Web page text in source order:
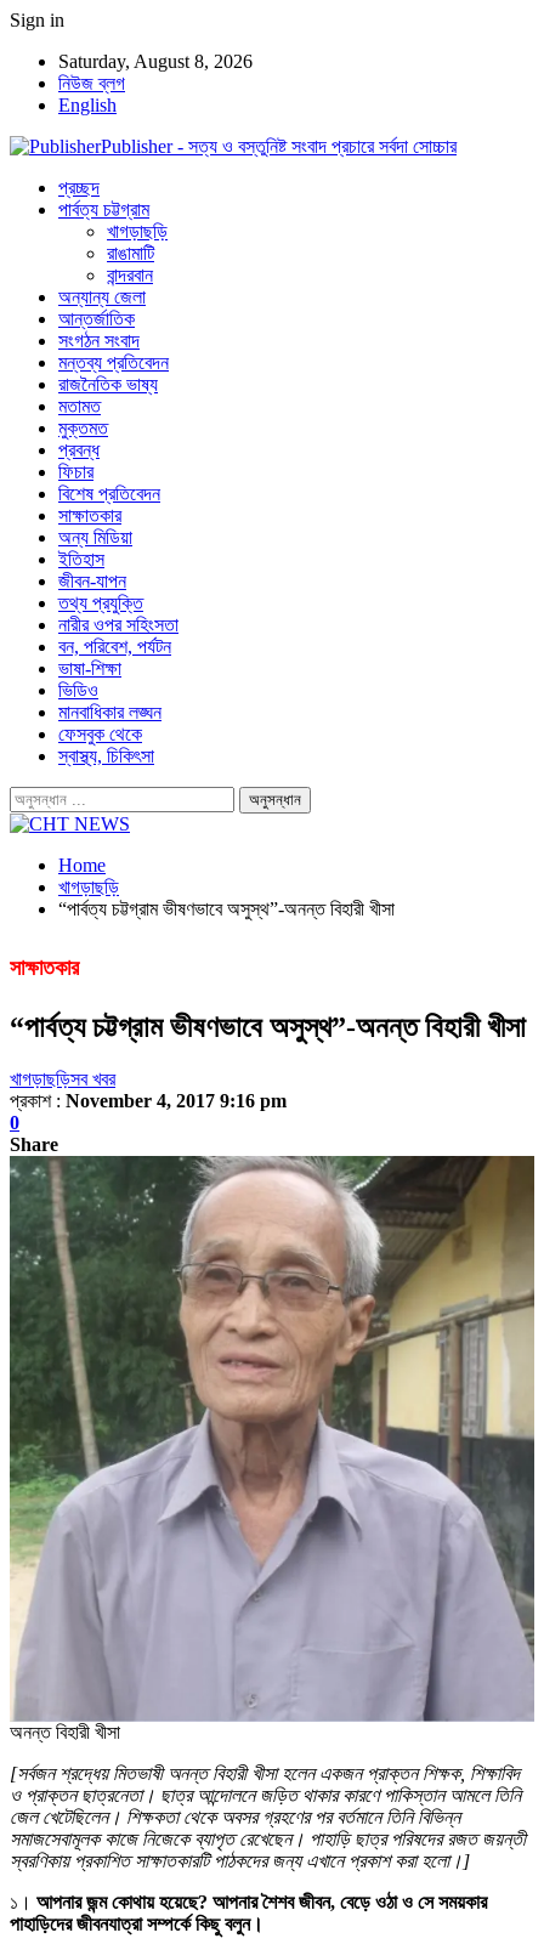
Sign in
Saturday, August 8, 2026
নিউজ ব্লগ
English
Publisher - সত্য ও বস্তুনিষ্ট সংবাদ প্রচারে সর্বদা সোচ্চার
প্রচ্ছদ
পার্বত্য চট্টগ্রাম
খাগড়াছড়ি
রাঙামাটি
বান্দরবান
অন্যান্য জেলা
আন্তর্জাতিক
সংগঠন সংবাদ
মন্তব্য প্রতিবেদন
রাজনৈতিক ভাষ্য
মতামত
মুক্তমত
প্রবন্ধ
ফিচার
বিশেষ প্রতিবেদন
সাক্ষাতকার
অন্য মিডিয়া
ইতিহাস
জীবন-যাপন
তথ্য প্রযুক্তি
নারীর ওপর সহিংসতা
বন, পরিবেশ, পর্যটন
ভাষা-শিক্ষা
ভিডিও
মানবাধিকার লঙ্ঘন
ফেসবুক থেকে
স্বাস্থ্য, চিকিৎসা
Home
খাগড়াছড়ি
“পার্বত্য চট্টগ্রাম ভীষণভাবে অসুস্থ”-অনন্ত বিহারী খীসা
সাক্ষাতকার
“পার্বত্য চট্টগ্রাম ভীষণভাবে অসুস্থ”-অনন্ত বিহারী খীসা
খাগড়াছড়িসব খবর
প্রকাশ : November 4, 2017 9:16 pm
0
Share
অনন্ত বিহারী খীসা
[সর্বজন শ্রদ্ধেয় মিতভাষী অনন্ত বিহারী খীসা হলেন একজন প্রাক্তন শিক্ষক, শিক্ষাবিদ
ও প্রাক্তন ছাত্রনেতা। ছাত্র আন্দোলনে জড়িত থাকার কারণে পাকিস্তান আমলে তিনি
জেল খেটেছিলেন। শিক্ষকতা থেকে অবসর গ্রহণের পর বর্তমানে তিনি বিভিন্ন
সমাজসেবামূলক কাজে নিজেকে ব্যাপৃত রেখেছেন। পাহাড়ি ছাত্র পরিষদের রজত জয়ন্তী
স্বরণিকায় প্রকাশিত সাক্ষাতকারটি পাঠকদের জন্য এখানে প্রকাশ করা হলো।]
১। আপনার জন্ম কোথায় হয়েছে? আপনার শৈশব জীবন, বেড়ে ওঠা ও সে সময়কার
পাহাড়িদের জীবনযাত্রা সম্পর্কে কিছু বলুন।